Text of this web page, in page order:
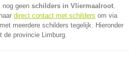
nog geen schilders in Vliermaalroot.
direct contact met schilders om via
meerdere schilders tegelijk. Hieronder
de provincie Limburg.